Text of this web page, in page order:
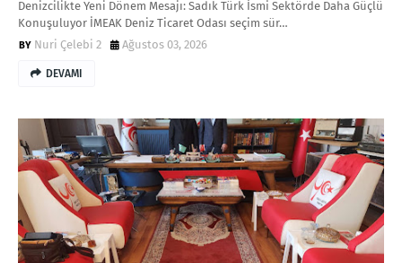
Denizcilikte Yeni Dönem Mesajı: Sadık Türk İsmi Sektörde Daha Güçlü
Konuşuluyor İMEAK Deniz Ticaret Odası seçim sür…
Nuri Çelebi 2
Ağustos 03, 2026
DEVAMI